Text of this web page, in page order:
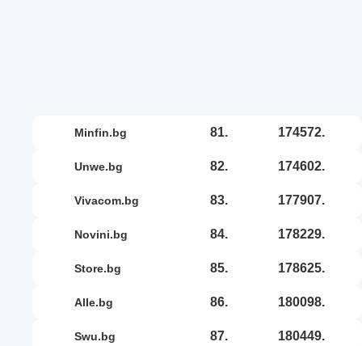
minfin.bg 81. 174572.
unwe.bg 82. 174602.
vivacom.bg 83. 177907.
novini.bg 84. 178229.
store.bg 85. 178625.
alle.bg 86. 180098.
swu.bg 87. 180449.